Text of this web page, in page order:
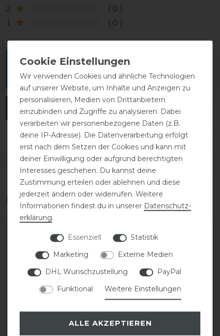
2
0
1
0
Melde dich an, um eine Kundenrezension zu
verfassen.
ANMELDEN
DETAILS ZUR PRODUKTSICHERHEIT
Das perfekte Zubehör für dich
Wir verwenden Cookies und ähnliche Technologien
auf unserer Website, um Inhalte und Anzeigen zu
personalisieren, Medien von Drittanbietern
einzubinden und Zugriffe zu analysieren. Dabei
verarbeiten wir personenbezogene Daten (z.B.
deine IP-Adresse). Die Datenverarbeitung erfolgt
erst nach dem Setzen der Cookies und kann mit
deiner Einwilligung oder aufgrund berechtigten
Interesses geschehen. Du kannst deine
Zustimmung erteilen oder ablehnen und diese
jederzeit ändern oder widerrufen. Weitere
Informationen findest du in unserer Daten­schutz­
erklärung.
Essenziell
Statistik
Marketing
Externe Medien
DHL Wunschzustellung
PayPal
Funktional
Weitere Einstellungen
ALLE AKZEPTIEREN